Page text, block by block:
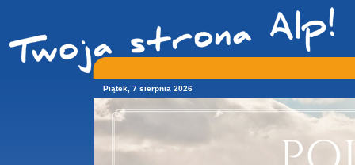
Piątek, 7 sierpnia 2026